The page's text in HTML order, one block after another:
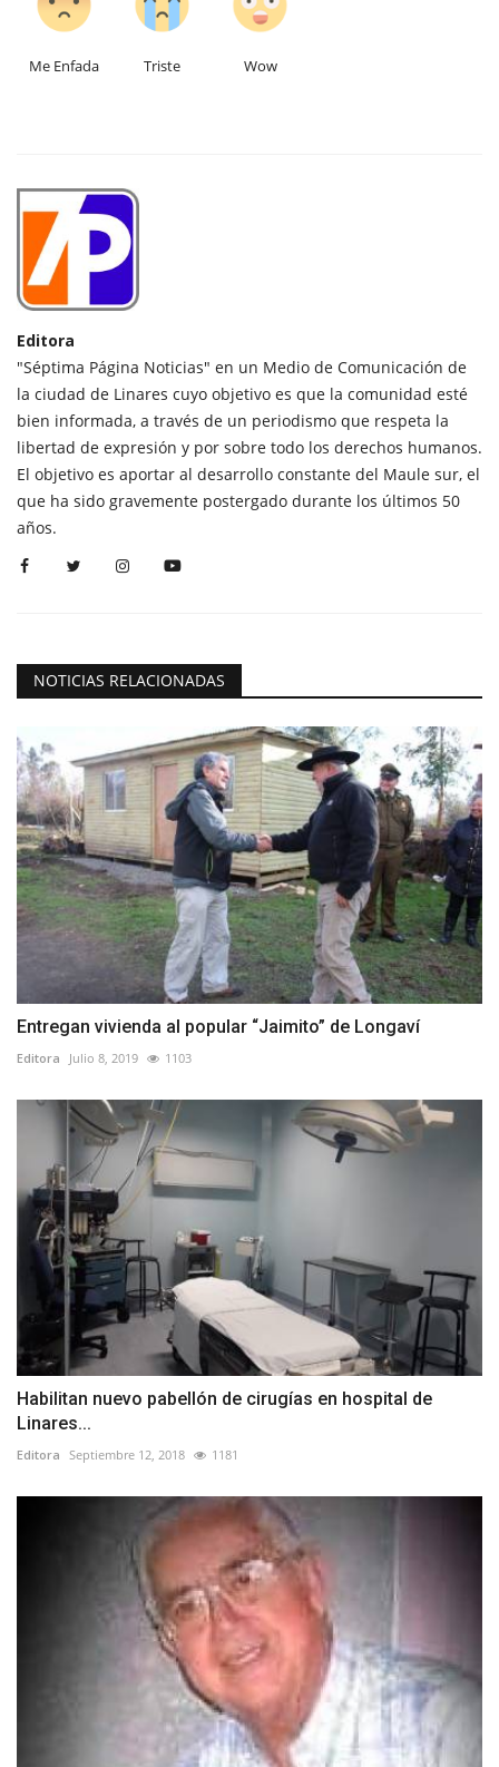
Me Enfada Triste Wow
Editora
"Séptima Página Noticias" en un Medio de Comunicación de
la ciudad de Linares cuyo objetivo es que la comunidad esté
bien informada, a través de un periodismo que respeta la
libertad de expresión y por sobre todo los derechos humanos.
El objetivo es aportar al desarrollo constante del Maule sur, el
que ha sido gravemente postergado durante los últimos 50
años.
NOTICIAS RELACIONADAS
Entregan vivienda al popular “Jaimito” de Longaví
Editora Julio 8, 2019 1103
Habilitan nuevo pabellón de cirugías en hospital de
Linares...
Editora Septiembre 12, 2018 1181